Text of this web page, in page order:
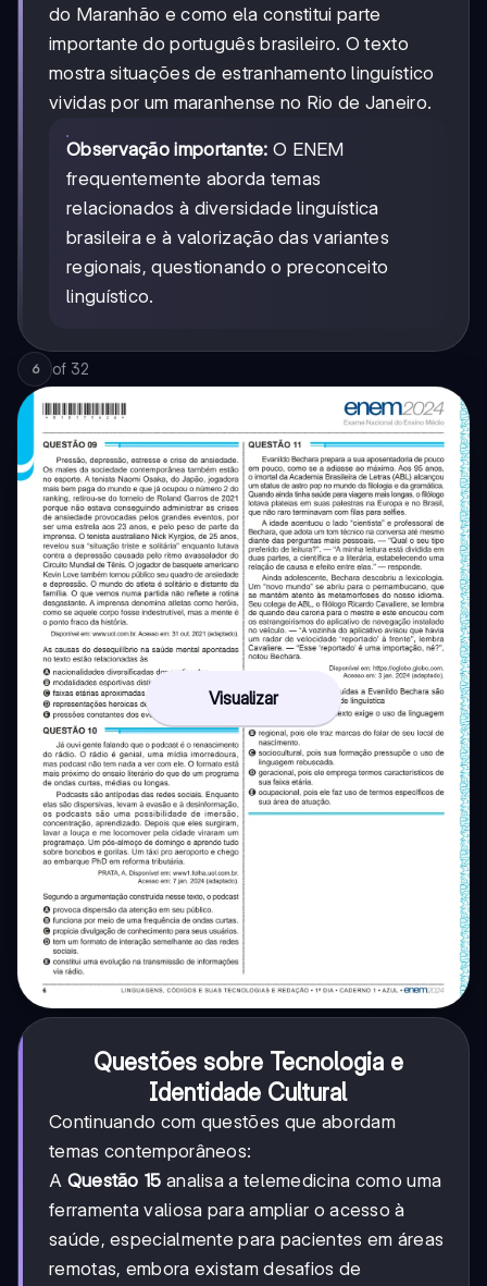
do Maranhão e como ela constitui parte
importante do português brasileiro. O texto
mostra situações de estranhamento linguístico
vividas por um maranhense no Rio de Janeiro.
Observação importante: O ENEM
frequentemente aborda temas
relacionados à diversidade linguística
brasileira e à valorização das variantes
regionais, questionando o preconceito
linguístico.
6 of 32
Visualizar
Questões sobre Tecnologia e
Identidade Cultural
Continuando com questões que abordam
temas contemporâneos:
A Questão 15 analisa a telemedicina como uma
ferramenta valiosa para ampliar o acesso à
saúde, especialmente para pacientes em áreas
remotas, embora existam desafios de